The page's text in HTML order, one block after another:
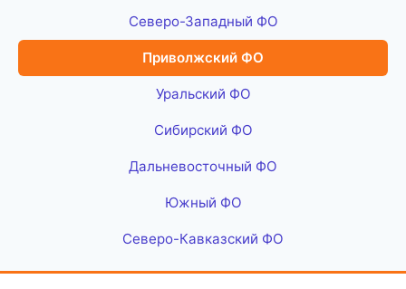
Северо-Западный ФО
Приволжский ФО
Уральский ФО
Сибирский ФО
Дальневосточный ФО
Южный ФО
Северо-Кавказский ФО